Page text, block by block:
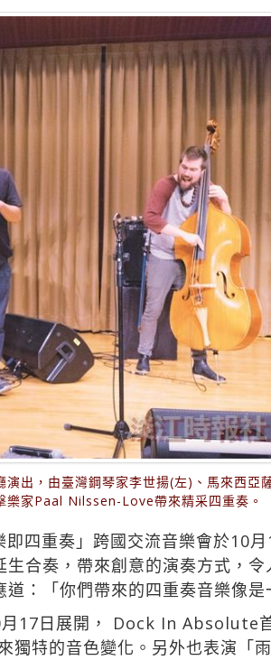
出，由臺灣鋼琴家李世揚(左)、馬來西亞
家Paal Nilssen-Love帶來精采四重奏。
四重奏」跨國交流音樂會於10
合奏，帶來創意的演奏方式，令
：「你們帶來的四重奏音樂像是
17日展開， Dock In Absolute
特的音色變化。另外也表演「